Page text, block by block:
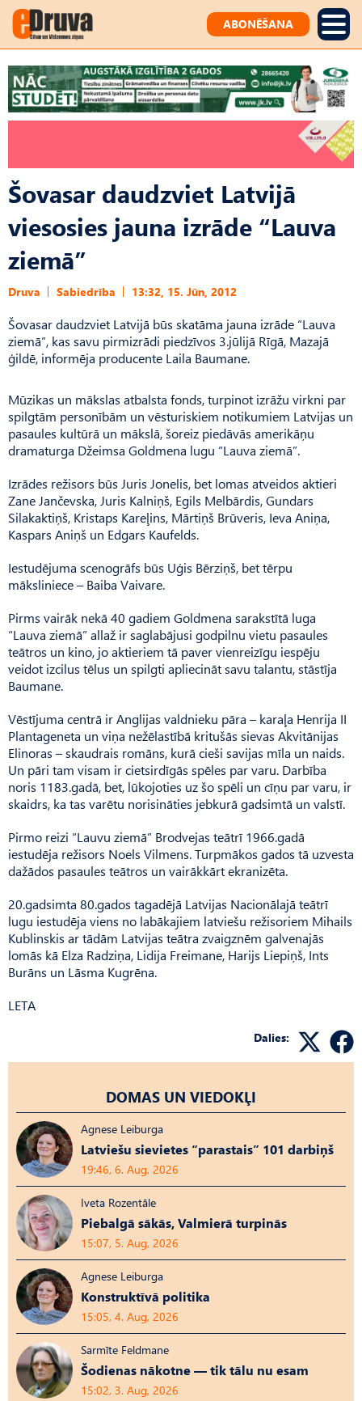
ABONĒŠANA
Šovasar daudzviet Latvijā
viesosies jauna izrāde “Lauva
ziemā”
Druva Sabiedrība 13:32, 15. Jūn, 2012
Šovasar daudzviet Latvijā būs skatāma jauna izrāde “Lauva
ziemā”, kas savu pirmizrādi piedzīvos 3.jūlijā Rīgā, Mazajā
ģildē, informēja producente Laila Baumane.
Mūzikas un mākslas atbalsta fonds, turpinot izrāžu virkni par
spilgtām personībām un vēsturiskiem notikumiem Latvijas un
pasaules kultūrā un mākslā, šoreiz piedāvās amerikāņu
dramaturga Džeimsa Goldmena lugu “Lauva ziemā”.
Izrādes režisors būs Juris Jonelis, bet lomas atveidos aktieri
Zane Jančevska, Juris Kalniņš, Egils Melbārdis, Gundars
Silakaktiņš, Kristaps Kareļins, Mārtiņš Brūveris, Ieva Aniņa,
Kaspars Aniņš un Edgars Kaufelds.
Iestudējuma scenogrāfs būs Uģis Bērziņš, bet tērpu
māksliniece – Baiba Vaivare.
Pirms vairāk nekā 40 gadiem Goldmena sarakstītā luga
“Lauva ziemā” allaž ir saglabājusi godpilnu vietu pasaules
teātros un kino, jo aktieriem tā paver vienreizīgu iespēju
veidot izcilus tēlus un spilgti apliecināt savu talantu, stāstīja
Baumane.
Vēstījuma centrā ir Anglijas valdnieku pāra – karaļa Henrija II
Plantageneta un viņa nežēlastībā kritušās sievas Akvitānijas
Elinoras – skaudrais romāns, kurā cieši savijas mīla un naids.
Un pāri tam visam ir cietsirdīgās spēles par varu. Darbība
noris 1183.gadā, bet, lūkojoties uz šo spēli un cīņu par varu, ir
skaidrs, ka tas varētu norisināties jebkurā gadsimtā un valstī.
Pirmo reizi “Lauvu ziemā” Brodvejas teātrī 1966.gadā
iestudēja režisors Noels Vilmens. Turpmākos gados tā uzvesta
dažādos pasaules teātros un vairākkārt ekranizēta.
20.gadsimta 80.gados tagadējā Latvijas Nacionālajā teātrī
lugu iestudēja viens no labākajiem latviešu režisoriem Mihails
Kublinskis ar tādām Latvijas teātra zvaigznēm galvenajās
lomās kā Elza Radziņa, Lidija Freimane, Harijs Liepiņš, Ints
Burāns un Lāsma Kugrēna.
LETA
Dalies:
DOMAS UN VIEDOKĻI
Agnese Leiburga
Latviešu sievietes “parastais” 101 darbiņš
19:46, 6. Aug, 2026
Iveta Rozentāle
Piebalgā sākās, Valmierā turpinās
15:07, 5. Aug, 2026
Agnese Leiburga
Konstruktīvā politika
15:05, 4. Aug, 2026
Sarmīte Feldmane
Šodienas nākotne — tik tālu nu esam
15:02, 3. Aug, 2026